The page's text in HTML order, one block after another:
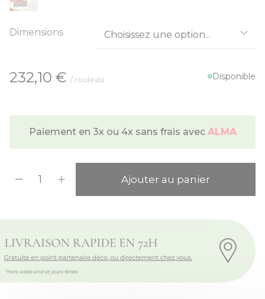
Dimensions
À partir de:
232,10 € / rouleau Disponible
Paiement en 3x ou 4x sans frais avec ALMA
Ajouter au panier